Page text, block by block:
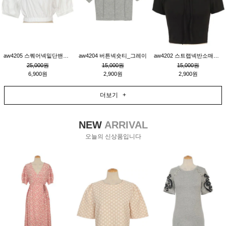
25,000원
6,900원
aw4204 버튼넥숏티_그레이
15,000원
2,900원
15,000원
2,900원
더보기 +
NEWARRIVAL
오늘의 신상품입니다